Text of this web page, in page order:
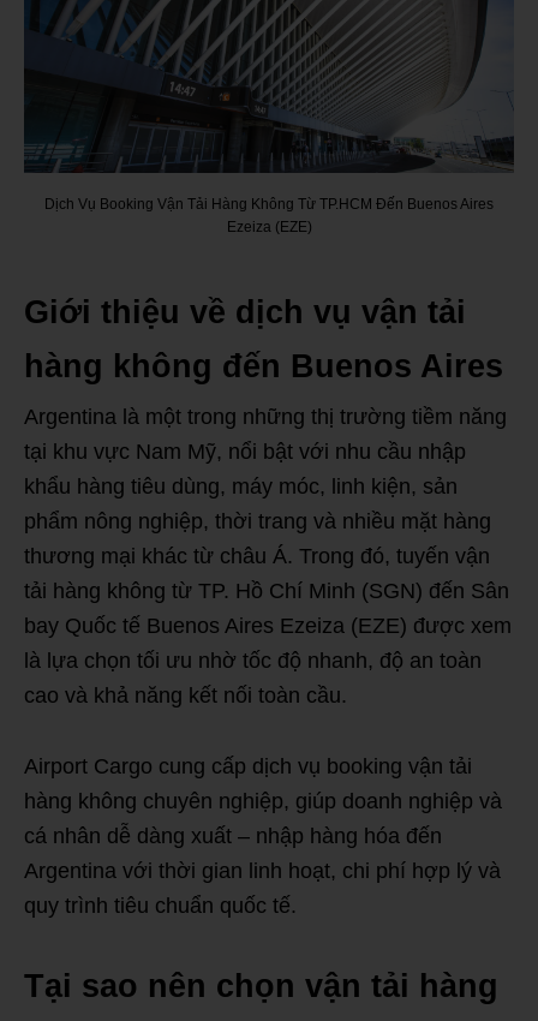
Dịch Vụ Booking Vận Tải Hàng Không Từ TP.HCM Đến Buenos Aires
Ezeiza (EZE)
Giới thiệu về dịch vụ vận tải
hàng không đến Buenos Aires
Argentina là một trong những thị trường tiềm năng
tại khu vực Nam Mỹ, nổi bật với nhu cầu nhập
khẩu hàng tiêu dùng, máy móc, linh kiện, sản
phẩm nông nghiệp, thời trang và nhiều mặt hàng
thương mại khác từ châu Á. Trong đó, tuyến vận
tải hàng không từ TP. Hồ Chí Minh (SGN) đến Sân
bay Quốc tế Buenos Aires Ezeiza (EZE) được xem
là lựa chọn tối ưu nhờ tốc độ nhanh, độ an toàn
cao và khả năng kết nối toàn cầu.
Airport Cargo cung cấp dịch vụ booking vận tải
hàng không chuyên nghiệp, giúp doanh nghiệp và
cá nhân dễ dàng xuất – nhập hàng hóa đến
Argentina với thời gian linh hoạt, chi phí hợp lý và
quy trình tiêu chuẩn quốc tế.
Tại sao nên chọn vận tải hàng